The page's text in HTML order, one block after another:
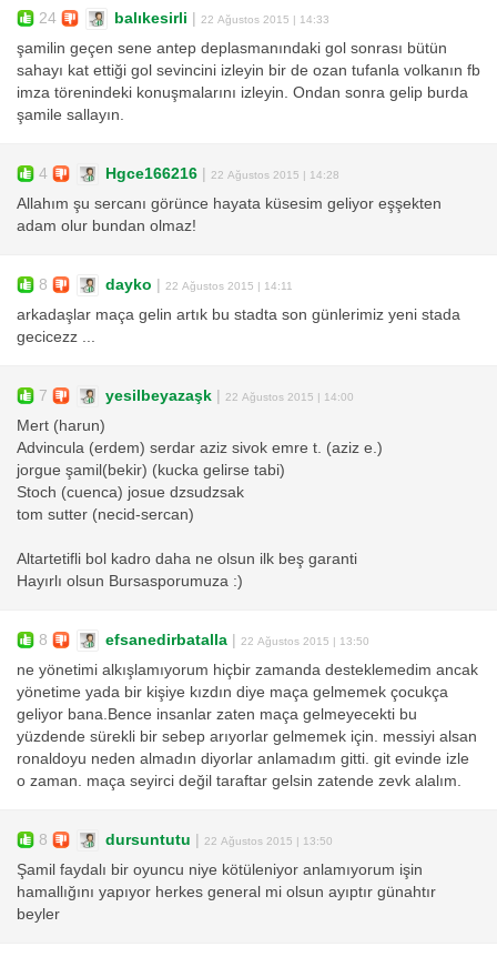
24 balıkesirli 22 Ağustos 2015 | 14:33
şamilin geçen sene antep deplasmanındaki gol sonrası bütün
sahayı kat ettiği gol sevincini izleyin bir de ozan tufanla volkanın fb
imza törenindeki konuşmalarını izleyin. Ondan sonra gelip burda
şamile sallayın.
4 Hgce166216 22 Ağustos 2015 | 14:28
Allahım şu sercanı görünce hayata küsesim geliyor eşşekten
adam olur bundan olmaz!
8 dayko 22 Ağustos 2015 | 14:11
arkadaşlar maça gelin artık bu stadta son günlerimiz yeni stada
gecicezz ...
7 yesilbeyazaşk 22 Ağustos 2015 | 14:00
Mert (harun)
Advincula (erdem) serdar aziz sivok emre t. (aziz e.)
jorgue şamil(bekir) (kucka gelirse tabi)
Stoch (cuenca) josue dzsudzsak
tom sutter (necid-sercan)
Altartetifli bol kadro daha ne olsun ilk beş garanti
Hayırlı olsun Bursasporumuza :)
8 efsanedirbatalla 22 Ağustos 2015 | 13:50
ne yönetimi alkışlamıyorum hiçbir zamanda desteklemedim ancak
yönetime yada bir kişiye kızdın diye maça gelmemek çocukça
geliyor bana.Bence insanlar zaten maça gelmeyecekti bu
yüzdende sürekli bir sebep arıyorlar gelmemek için. messiyi alsan
ronaldoyu neden almadın diyorlar anlamadım gitti. git evinde izle
o zaman. maça seyirci değil taraftar gelsin zatende zevk alalım.
8 dursuntutu 22 Ağustos 2015 | 13:50
Şamil faydalı bir oyuncu niye kötüleniyor anlamıyorum işin
hamallığını yapıyor herkes general mi olsun ayıptır günahtır
beyler